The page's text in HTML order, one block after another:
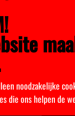
noodzakelijke
die ons helpen de